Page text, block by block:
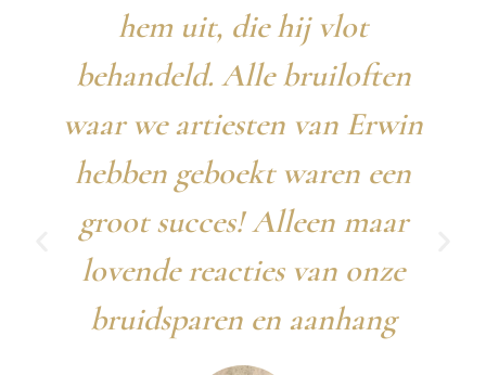
hem uit, die hij vlot
behandeld. Alle bruiloften
waar we artiesten van Erwin
hebben geboekt waren een
groot succes! Alleen maar
lovende reacties van onze
bruidsparen en aanhang